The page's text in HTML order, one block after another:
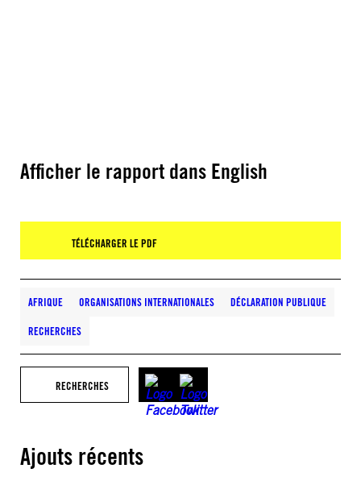
Afficher le rapport dans English
TÉLÉCHARGER LE PDF
AFRIQUE ORGANISATIONS INTERNATIONALES DÉCLARATION PUBLIQUE
RECHERCHES
RECHERCHES
Ajouts récents